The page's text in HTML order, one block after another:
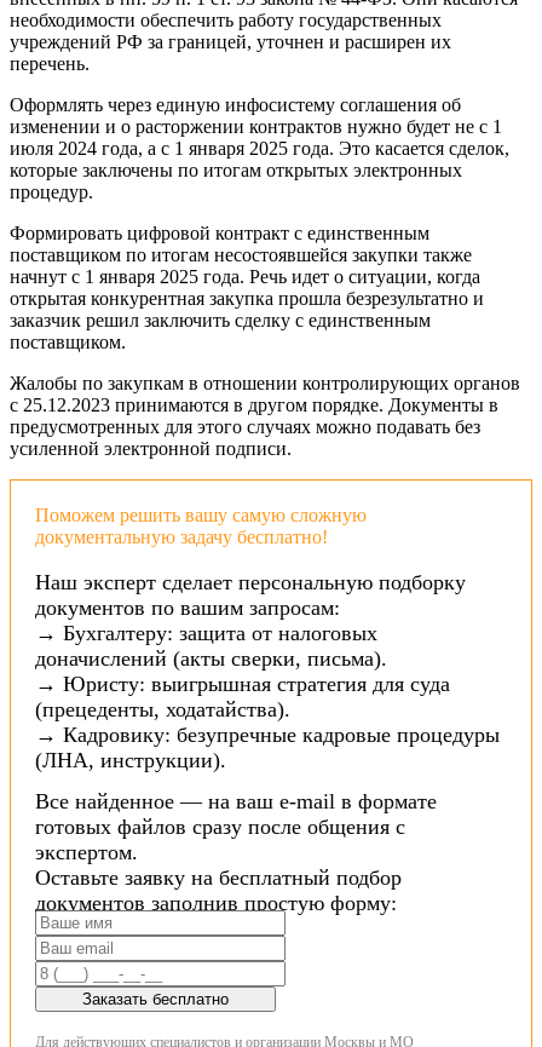
необходимости обеспечить работу государственных
учреждений РФ за границей, уточнен и расширен их
перечень.
Оформлять через единую инфосистему соглашения об
изменении и о расторжении контрактов нужно будет не с 1
июля 2024 года, а с 1 января 2025 года. Это касается сделок,
которые заключены по итогам открытых электронных
процедур.
Формировать цифровой контракт с единственным
поставщиком по итогам несостоявшейся закупки также
начнут с 1 января 2025 года. Речь идет о ситуации, когда
открытая конкурентная закупка прошла безрезультатно и
заказчик решил заключить сделку с единственным
поставщиком.
Жалобы по закупкам в отношении контролирующих органов
с 25.12.2023 принимаются в другом порядке. Документы в
предусмотренных для этого случаях можно подавать без
усиленной электронной подписи.
Поможем решить вашу самую сложную
документальную задачу бесплатно!
Наш эксперт сделает персональную подборку
документов по вашим запросам:
→ Бухгалтеру: защита от налоговых
доначислений (акты сверки, письма).
→ Юристу: выигрышная стратегия для суда
(прецеденты, ходатайства).
→ Кадровику: безупречные кадровые процедуры
(ЛНА, инструкции).
Все найденное — на ваш e-mail в формате
готовых файлов сразу после общения с
экспертом.
Оставьте заявку на бесплатный подбор
документов заполнив простую форму:
Заказать бесплатно
Для действующих специалистов и организации Москвы и МО